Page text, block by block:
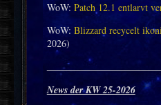
WoW: Patch 12.1 entlarvt
WoW: Blizzard recycelt
2026)
News der KW 25-2026